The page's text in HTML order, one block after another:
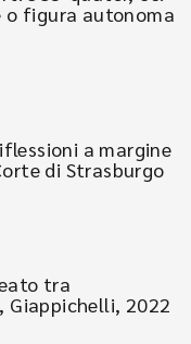
o figura autonoma
a margine
di Strasburgo
tra
Giappichelli, 2022